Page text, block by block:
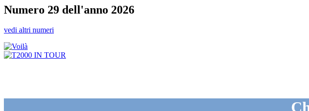
Numero 29 dell'anno 2026
vedi altri numeri